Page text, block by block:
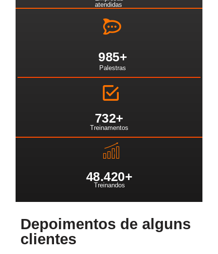
atendidas
Palestras
985+
Treinamentos
732+
Treinandos
48.420+
Depoimentos de alguns
clientes